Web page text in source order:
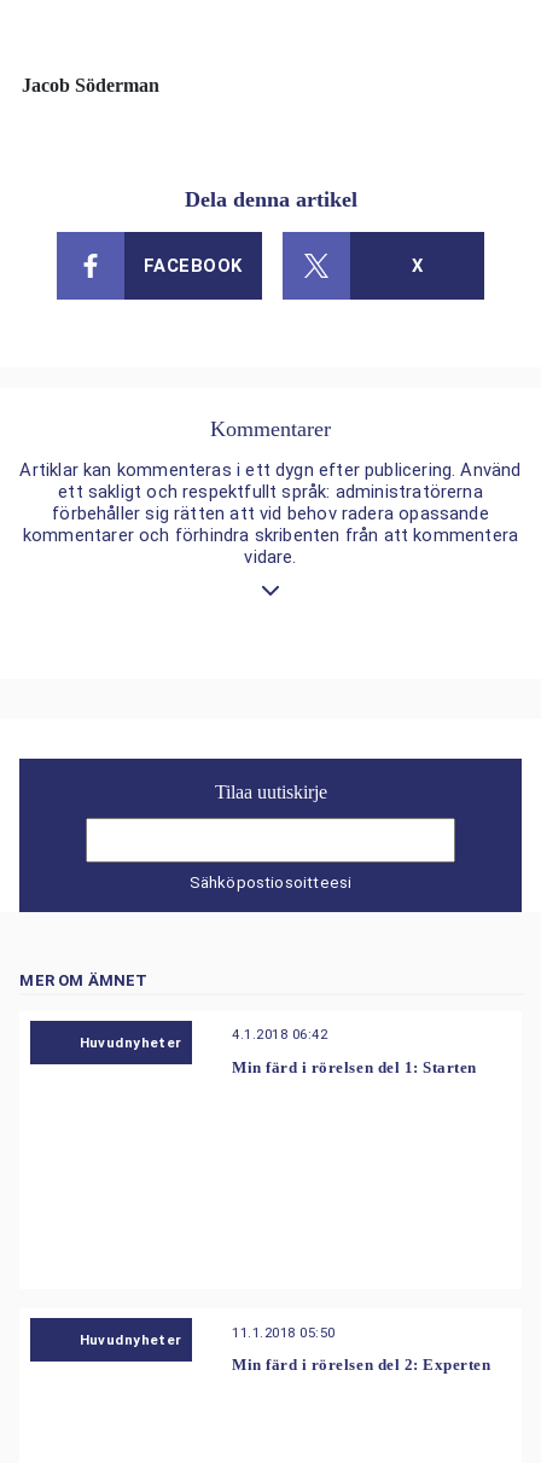
Jacob Söderman
Dela denna artikel
FACEBOOK X
Kommentarer
Artiklar kan kommenteras i ett dygn efter publicering. Använd
ett sakligt och respektfullt språk: administratörerna
förbehåller sig rätten att vid behov radera opassande
kommentarer och förhindra skribenten från att kommentera
vidare.
Tilaa uutiskirje
Sähköpostiosoitteesi
MER OM ÄMNET
Huvudnyheter 4.1.2018 06:42
Min färd i rörelsen del 1: Starten
Huvudnyheter 11.1.2018 05:50
Min färd i rörelsen del 2: Experten